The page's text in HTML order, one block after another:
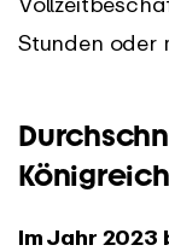
Stunden oder
Königreich
Im Jahr 2023